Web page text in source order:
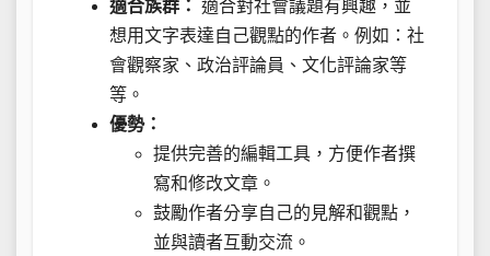
適合族群： 適合對社會議題有興趣，並
想用文字表達自己觀點的作者。例如：社
會觀察家、政治評論員、文化評論家等
等。
優勢：
提供完善的編輯工具，方便作者撰
寫和修改文章。
鼓勵作者分享自己的見解和觀點，
並與讀者互動交流。